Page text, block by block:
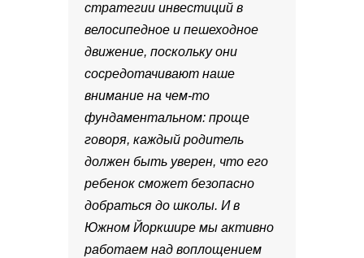
стратегии инвестиций в
велосипедное и пешеходное
движение, поскольку они
сосредотачивают наше
внимание на чем-то
фундаментальном: проще
говоря, каждый родитель
должен быть уверен, что его
ребенок сможет безопасно
добраться до школы. И в
Южном Йоркшире мы активно
работаем над воплощением